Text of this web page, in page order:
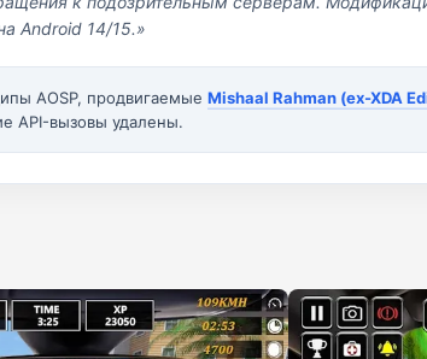
Android 14/15.»
AOSP, продвигаемые Mishaal Rahman (ex-XDA
API-вызовы удалены.